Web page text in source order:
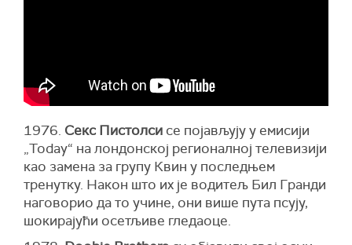
1976. Секс Пистолси се појављују у емисији
„Today“ на лондонској регионалној телевизији
као замена за групу Квин у последњем
тренутку. Након што их је водитељ Бил Гранди
наговорио да то учине, они више пута псују,
шокирајући осетљиве гледаоце.